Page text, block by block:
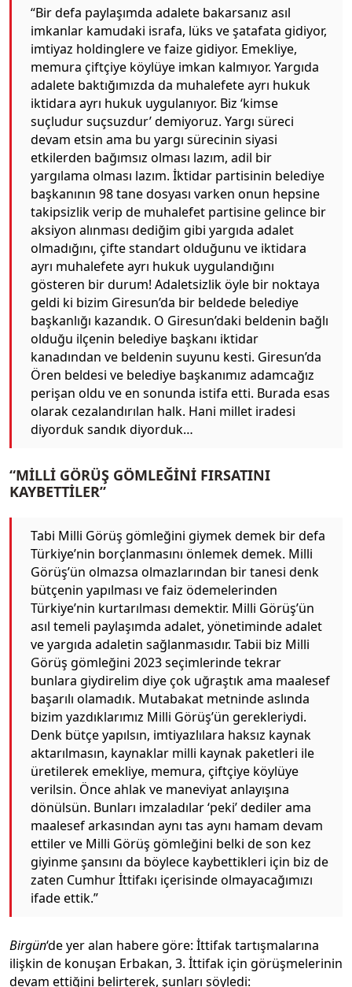
“Bir defa paylaşımda adalete bakarsanız asıl
imkanlar kamudaki israfa, lüks ve şatafata gidiyor,
imtiyaz holdinglere ve faize gidiyor. Emekliye,
memura çiftçiye köylüye imkan kalmıyor. Yargıda
adalete baktığımızda da muhalefete ayrı hukuk
iktidara ayrı hukuk uygulanıyor. Biz ‘kimse
suçludur suçsuzdur’ demiyoruz. Yargı süreci
devam etsin ama bu yargı sürecinin siyasi
etkilerden bağımsız olması lazım, adil bir
yargılama olması lazım. İktidar partisinin belediye
başkanının 98 tane dosyası varken onun hepsine
takipsizlik verip de muhalefet partisine gelince bir
aksiyon alınması dediğim gibi yargıda adalet
olmadığını, çifte standart olduğunu ve iktidara
ayrı muhalefete ayrı hukuk uygulandığını
gösteren bir durum! Adaletsizlik öyle bir noktaya
geldi ki bizim Giresun’da bir beldede belediye
başkanlığı kazandık. O Giresun’daki beldenin bağlı
olduğu ilçenin belediye başkanı iktidar
kanadından ve beldenin suyunu kesti. Giresun’da
Ören beldesi ve belediye başkanımız adamcağız
perişan oldu ve en sonunda istifa etti. Burada esas
olarak cezalandırılan halk. Hani millet iradesi
diyorduk sandık diyorduk…
“MİLLİ GÖRÜŞ GÖMLEĞİNİ FIRSATINI
KAYBETTİLER”
Tabi Milli Görüş gömleğini giymek demek bir defa
Türkiye’nin borçlanmasını önlemek demek. Milli
Görüş’ün olmazsa olmazlarından bir tanesi denk
bütçenin yapılması ve faiz ödemelerinden
Türkiye’nin kurtarılması demektir. Milli Görüş’ün
asıl temeli paylaşımda adalet, yönetiminde adalet
ve yargıda adaletin sağlanmasıdır. Tabii biz Milli
Görüş gömleğini 2023 seçimlerinde tekrar
bunlara giydirelim diye çok uğraştık ama maalesef
başarılı olamadık. Mutabakat metninde aslında
bizim yazdıklarımız Milli Görüş’ün gerekleriydi.
Denk bütçe yapılsın, imtiyazlılara haksız kaynak
aktarılmasın, kaynaklar milli kaynak paketleri ile
üretilerek emekliye, memura, çiftçiye köylüye
verilsin. Önce ahlak ve maneviyat anlayışına
dönülsün. Bunları imzaladılar ‘peki’ dediler ama
maalesef arkasından aynı tas aynı hamam devam
ettiler ve Milli Görüş gömleğini belki de son kez
giyinme şansını da böylece kaybettikleri için biz de
zaten Cumhur İttifakı içerisinde olmayacağımızı
ifade ettik.”
Birgün‘de yer alan habere göre: İttifak tartışmalarına
ilişkin de konuşan Erbakan, 3. İttifak için görüşmelerinin
devam ettiğini belirterek, şunları söyledi: